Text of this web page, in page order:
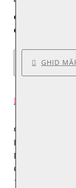
Toate
expediate cu
colet.
GHID
Geaca de piele
Brand: Deercraft
Material: 100%
Captuseala:
100% poliester